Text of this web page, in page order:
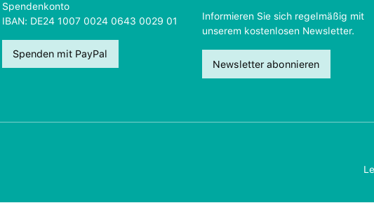
Spendenkonto
IBAN: DE24 1007 0024 0643 0029 01
Spenden mit PayPal
Informieren Sie sich regelmäßig mit
unserem kostenlosen Newsletter.
Newsletter abonnieren